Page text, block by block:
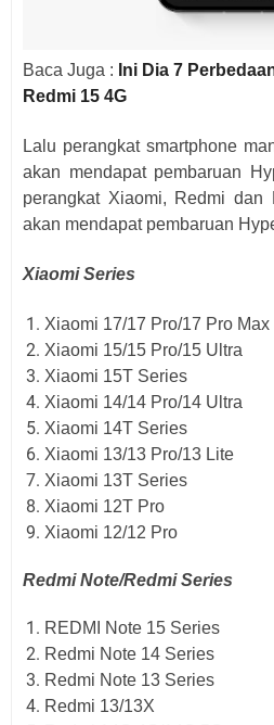
Baca Juga : Ini Dia 7
Redmi 15 4G
Lalu perangkat smartphone
akan mendapat pembaruan
perangkat Xiaomi, Redmi dan
akan mendapat pembaruan
Xiaomi Series
Xiaomi 17/17 Pro/17 Pro Max
Xiaomi 15/15 Pro/15 Ultra
Xiaomi 15T Series
Xiaomi 14/14 Pro/14 Ultra
Xiaomi 14T Series
Xiaomi 13/13 Pro/13 Lite
Xiaomi 13T Series
Xiaomi 12T Pro
Xiaomi 12/12 Pro
Redmi Note/Redmi Series
REDMI Note 15 Series
Redmi Note 14 Series
Redmi Note 13 Series
Redmi 13/13X